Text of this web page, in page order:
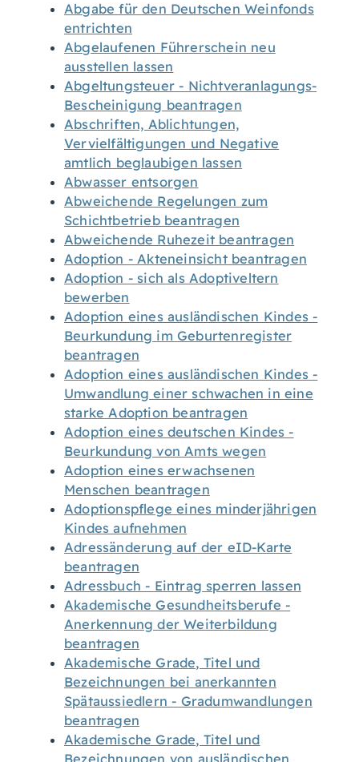
Abgabe für den Deutschen Weinfonds
entrichten
Abgelaufenen Führerschein neu
ausstellen lassen
Abgeltungsteuer - Nichtveranlagungs-
Bescheinigung beantragen
Abschriften, Ablichtungen,
Vervielfältigungen und Negative
amtlich beglaubigen lassen
Abwasser entsorgen
Abweichende Regelungen zum
Schichtbetrieb beantragen
Abweichende Ruhezeit beantragen
Adoption - Akteneinsicht beantragen
Adoption - sich als Adoptiveltern
bewerben
Adoption eines ausländischen Kindes -
Beurkundung im Geburtenregister
beantragen
Adoption eines ausländischen Kindes -
Umwandlung einer schwachen in eine
starke Adoption beantragen
Adoption eines deutschen Kindes -
Beurkundung von Amts wegen
Adoption eines erwachsenen
Menschen beantragen
Adoptionspflege eines minderjährigen
Kindes aufnehmen
Adressänderung auf der eID-Karte
beantragen
Adressbuch - Eintrag sperren lassen
Akademische Gesundheitsberufe -
Anerkennung der Weiterbildung
beantragen
Akademische Grade, Titel und
Bezeichnungen bei anerkannten
Spätaussiedlern - Gradumwandlungen
beantragen
Akademische Grade, Titel und
Bezeichnungen von ausländischen